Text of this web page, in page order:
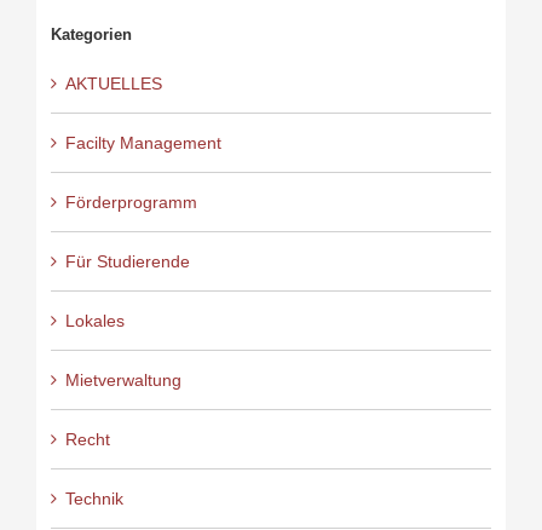
Kategorien
AKTUELLES
Facilty Management
Förderprogramm
Für Studierende
Lokales
Mietverwaltung
Recht
Technik